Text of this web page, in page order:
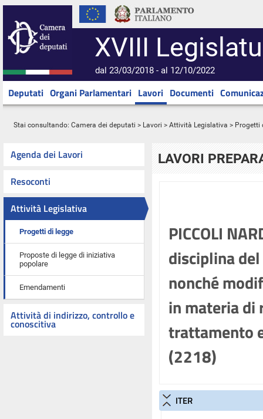
XVIII
dal 23/03/2018 - al 12/10/2022
Deputati Organi Parlamentari Lavori Documenti
Stai consultando: Camera dei deputati > Lavori > Attività Legislativa > Progetti
Agenda dei Lavori
Resoconti
Attività Legislativa
Progetti di legge
Proposte di legge di iniziativa
popolare
Emendamenti
Attività di indirizzo, controllo e
conoscitiva
LAVORI
PICCOLI
disciplina
nonché
in materia di
trattamento
(2218)
ITER